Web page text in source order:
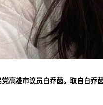
党高雄市议员白乔茵。取自白乔